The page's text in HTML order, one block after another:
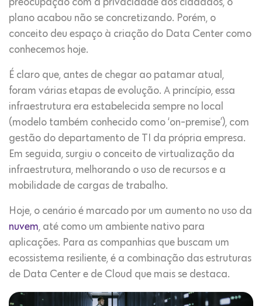
preocupação com a privacidade dos cidadãos, o
plano acabou não se concretizando. Porém, o
conceito deu espaço à criação do Data Center como
conhecemos hoje.
É claro que, antes de chegar ao patamar atual,
foram várias etapas de evolução. A princípio, essa
infraestrutura era estabelecida sempre no local
(modelo também conhecido como ‘on-premise’), com
gestão do departamento de TI da própria empresa.
Em seguida, surgiu o conceito de virtualização da
infraestrutura, melhorando o uso de recursos e a
mobilidade de cargas de trabalho.
Hoje, o cenário é marcado por um aumento no uso da
nuvem, até como um ambiente nativo para
aplicações. Para as companhias que buscam um
ecossistema resiliente, é a combinação das estruturas
de Data Center e de Cloud que mais se destaca.